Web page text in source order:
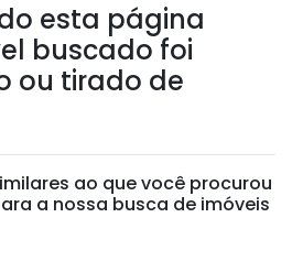
esta página
buscado foi
ou tirado de
ao que você procurou
a nossa busca de imóveis